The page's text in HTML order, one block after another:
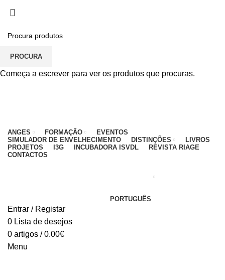
EDUCATIVO - 912 092 520 | GERAL - 911 997 434
(CHAMADA PARA REDE MÓVEL NACIONAL)
ANGES FORMAÇÃO
EVENTOS
SIMULADOR DE ENVELHECIMENTO
DISTINÇÕES
LIVROS
PROJETOS
I3G INCUBADORA ISVDL
REVISTA RIAGE
CONTACTOS
PORTUGUÊS
Entrar / Registar
0 Lista de desejos
0 artigos / 0.00€
Menu
PROCURA
Começa a escrever para ver os produtos que procuras.